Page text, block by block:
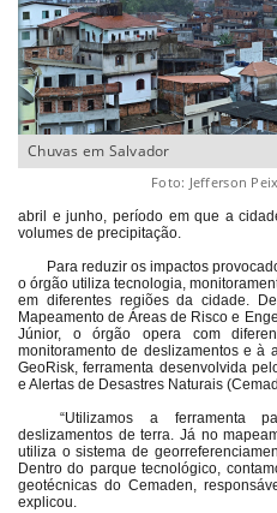
Chuvas em Salvador
Foto: Jefferson
abril e junho, período em que a
volumes de precipitação.
Para reduzir os impactos
o órgão utiliza tecnologia,
em diferentes regiões da cidade.
Mapeamento de Áreas de Risco e
Júnior, o órgão opera com
monitoramento de deslizamentos e à
GeoRisk, ferramenta desenvolvida
e Alertas de Desastres Naturais
“Utilizamos a ferramenta
deslizamentos de terra. Já no
utiliza o sistema de
Dentro do parque tecnológico,
geotécnicas do Cemaden,
explicou.